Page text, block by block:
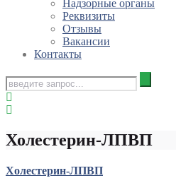
Надзорные органы
Реквизиты
Отзывы
Вакансии
Контакты
Холестерин-ЛПВП
Холестерин-ЛПВП